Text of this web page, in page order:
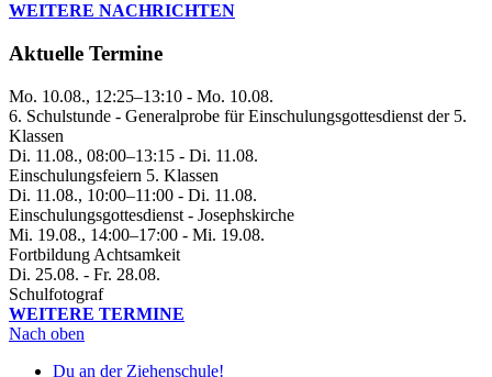
WEITERE NACHRICHTEN
Aktuelle Termine
Mo. 10.08., 12:25–13:10 - Mo. 10.08.
6. Schulstunde - Generalprobe für Einschulungsgottesdienst der 5.
Klassen
Di. 11.08., 08:00–13:15 - Di. 11.08.
Einschulungsfeiern 5. Klassen
Di. 11.08., 10:00–11:00 - Di. 11.08.
Einschulungsgottesdienst - Josephskirche
Mi. 19.08., 14:00–17:00 - Mi. 19.08.
Fortbildung Achtsamkeit
Di. 25.08. - Fr. 28.08.
Schulfotograf
WEITERE TERMINE
Nach oben
Du an der Ziehenschule!